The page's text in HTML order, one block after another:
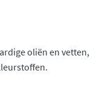
oliën en vetten,